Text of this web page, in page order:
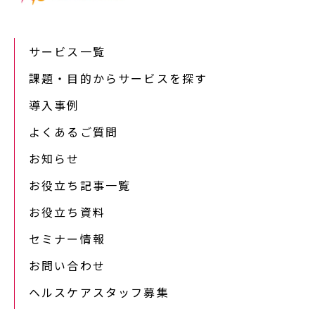
サービス一覧
課題・目的からサービスを探す
導入事例
よくあるご質問
お知らせ
お役立ち記事一覧
お役立ち資料
セミナー情報
お問い合わせ
ヘルスケアスタッフ募集